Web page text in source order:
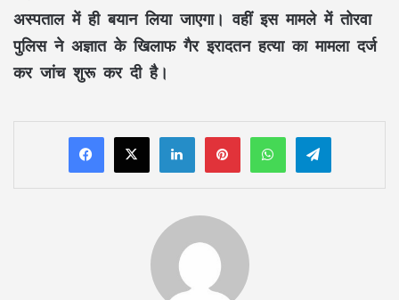
अस्पताल में ही बयान लिया जाएगा। वहीं इस मामले में तोरवा
पुलिस ने अज्ञात के खिलाफ गैर इरादतन हत्या का मामला दर्ज
कर जांच शुरू कर दी है।
LinkedInPinterestWhatsAppTelegram